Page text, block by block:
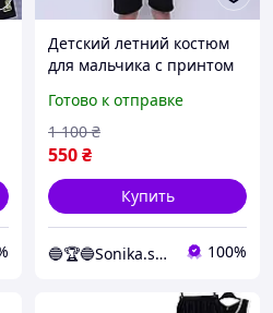
Детский летний костюм
для мальчика с принтом
шорты, 110-116 см
Черный
Готово к отправке
550₴
1 100 ₴
Купить
🔵🏆🔵Sonika.shop 100%